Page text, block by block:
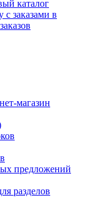
каталог
с заказами в
магазин
предложений
разделов